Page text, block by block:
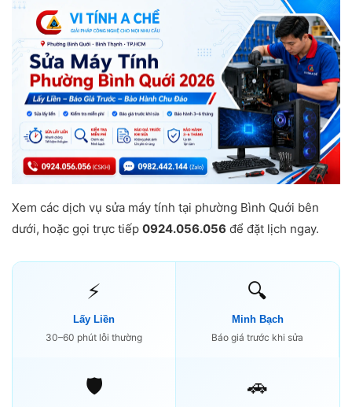
Xem các dịch vụ sửa máy tính tại phường Bình Quới bên
dưới, hoặc gọi trực tiếp 0924.056.056 để đặt lịch ngay.
⚡
Lấy Liền
30–60 phút lỗi thường
🔍
Minh Bạch
Báo giá trước khi sửa
🛡️ 🚗